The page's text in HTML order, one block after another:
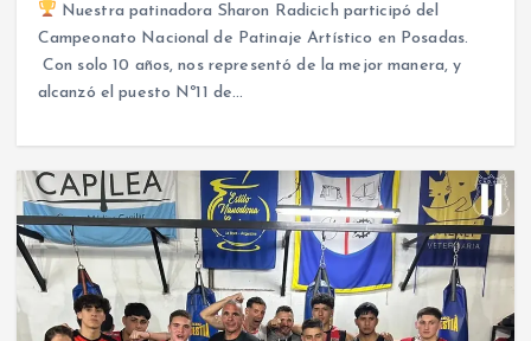
Nuestra patinadora Sharon Radicich participó del
Campeonato Nacional de Patinaje Artístico en Posadas.
Con solo 10 años, nos representó de la mejor manera, y
alcanzó el puesto Nº11 de…